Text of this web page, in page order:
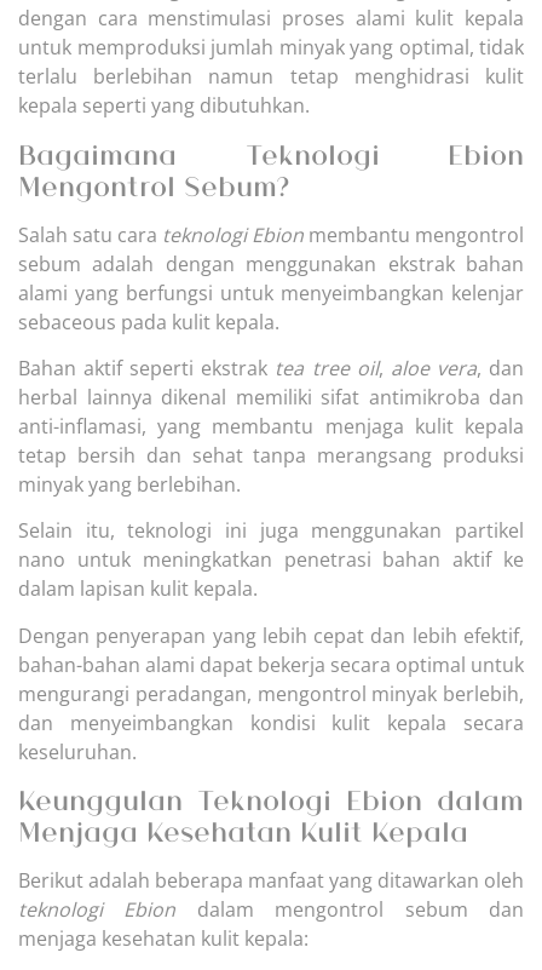
dengan cara menstimulasi proses alami kulit kepala
untuk memproduksi jumlah minyak yang optimal, tidak
terlalu berlebihan namun tetap menghidrasi kulit
kepala seperti yang dibutuhkan.
Bagaimana Teknologi Ebion
Mengontrol Sebum?
Salah satu cara teknologi Ebion membantu mengontrol
sebum adalah dengan menggunakan ekstrak bahan
alami yang berfungsi untuk menyeimbangkan kelenjar
sebaceous pada kulit kepala.
Bahan aktif seperti ekstrak tea tree oil, aloe vera, dan
herbal lainnya dikenal memiliki sifat antimikroba dan
anti-inflamasi, yang membantu menjaga kulit kepala
tetap bersih dan sehat tanpa merangsang produksi
minyak yang berlebihan.
Selain itu, teknologi ini juga menggunakan partikel
nano untuk meningkatkan penetrasi bahan aktif ke
dalam lapisan kulit kepala.
Dengan penyerapan yang lebih cepat dan lebih efektif,
bahan-bahan alami dapat bekerja secara optimal untuk
mengurangi peradangan, mengontrol minyak berlebih,
dan menyeimbangkan kondisi kulit kepala secara
keseluruhan.
Keunggulan Teknologi Ebion dalam
Menjaga Kesehatan Kulit Kepala
Berikut adalah beberapa manfaat yang ditawarkan oleh
teknologi Ebion dalam mengontrol sebum dan
menjaga kesehatan kulit kepala: